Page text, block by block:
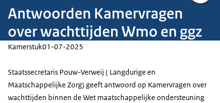
Antwoorden Kamervragen
over wachttijden Wmo en ggz
Kamerstuk01-07-2025
Staatssecretaris Pouw-Verweij ( Langdurige en
Maatschappelijke Zorg) geeft antwoord op Kamervragen over
wachttijden binnen de Wet maatschappelijke ondersteuning